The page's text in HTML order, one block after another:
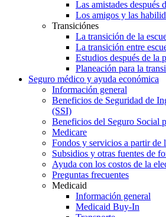
Las amistades después
Los amigos y las
Transiciónes
La transición de la
La transición entre
Estudios después de la
Planeación para la
Seguro médico y ayuda económica
Información general
Beneficios de Seguridad de
(SSI)
Beneficios del Seguro Social
Medicare
Fondos y servicios a partir de
Subsidios y otras fuentes de
Ayuda con los costos de la
Preguntas frecuentes
Medicaid
Información general
Medicaid Buy-In